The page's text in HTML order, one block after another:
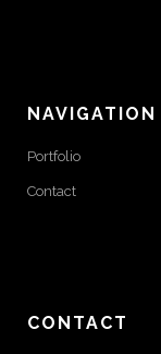
NAVIGATION
Portfolio
Contact
CONTACT